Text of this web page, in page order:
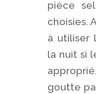
pièce
choisies.
à utiliser
la nuit si
goutte